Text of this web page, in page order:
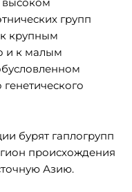
групп
к крупным
и к малым
бурят гаплогрупп
происхождения
Азию.